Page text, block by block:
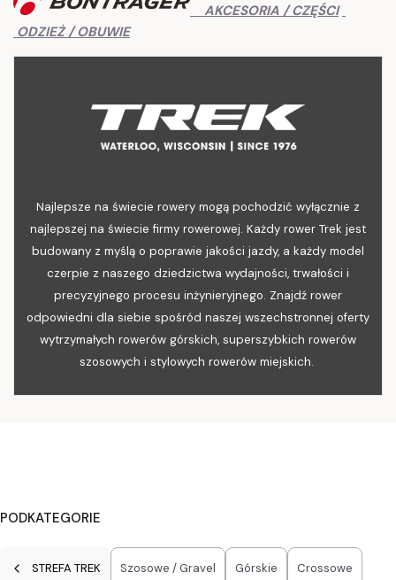
AKCESORIA / CZĘŚCI
ODZIEŻ / OBUWIE
Najlepsze na świecie rowery mogą pochodzić wyłącznie z
najlepszej na świecie firmy rowerowej. Każdy rower Trek jest
budowany z myślą o poprawie jakości jazdy, a każdy model
czerpie z naszego dziedzictwa wydajności, trwałości i
precyzyjnego procesu inżynieryjnego. Znajdź rower
odpowiedni dla siebie spośród naszej wszechstronnej oferty
wytrzymałych rowerów górskich, superszybkich rowerów
szosowych i stylowych rowerów miejskich.
PODKATEGORIE
STREFA TREK Szosowe / Gravel Górskie Crossowe